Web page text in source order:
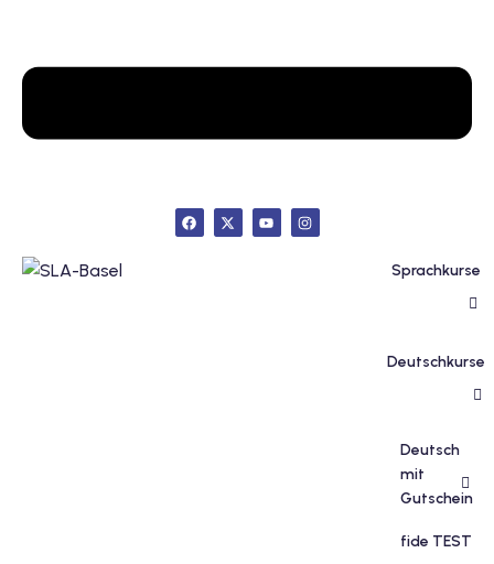
Sprachkurse
Deutschkurse
Deutsch
mit
Gutschein
fide TEST
Französisch